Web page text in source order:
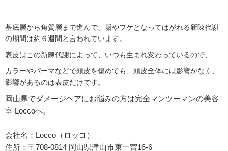
基底層から角質層まで進んで、垢やフケとなってはがれる新陳代謝
の期間は約６週間と言われています。
表皮はこの新陳代謝によって、いつも生まれ変わっているので、
カラーやパーマなどで頭皮を傷めても、頭皮全体には影響がなく、
影響があるのは表皮だけです。
岡山県でダメージヘアにお悩みの方は完全マンツーマンの美容
室 Loccoへ。
会社名：Locco（ロッコ）
住所：〒708-0814 岡山県津山市東一宮16-6